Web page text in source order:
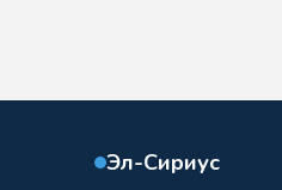
Эл-Сириус